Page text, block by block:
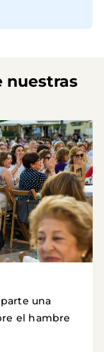
nuestras
una
el hambre